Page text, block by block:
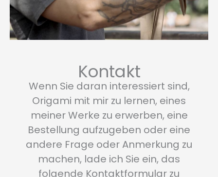
Kontakt
Wenn Sie daran interessiert sind,
Origami mit mir zu lernen, eines
meiner Werke zu erwerben, eine
Bestellung aufzugeben oder eine
andere Frage oder Anmerkung zu
machen, lade ich Sie ein, das
folgende Kontaktformular zu